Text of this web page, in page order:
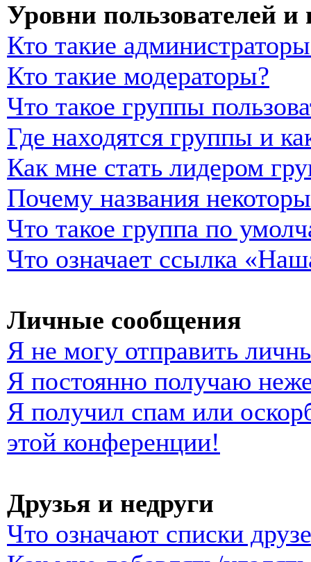
Уровни пользователей
Кто такие
Кто такие модераторы?
Что такое группы
Где находятся группы и
Как мне стать лидером
Почему названия
Что такое группа по
Что означает ссылка
Личные сообщения
Я не могу отправить
Я постоянно получаю
Я получил спам или
этой конференции!
Друзья и недруги
Что означают списки